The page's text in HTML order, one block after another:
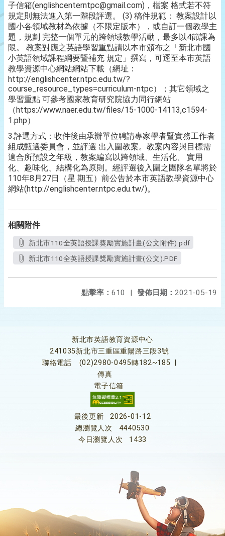
子信箱(englishcenterntpc@gmail.com)，檔案 格式若不符
規定則無法進入第一階段評選。 (3) 稿件規範： 教案設計以
國小各領域教材為依據（不限定版本），或自訂一個教學主
題，規劃 完整一個單元的跨領域教學活動，最多以4節課為
限。 教案對應之英語學習重點請以本市頒布之「新北市國
小英語領域課程綱要暨補充 規定」撰寫，可逕至本市英語
教學資源中心網站網站下載（網址：
http://englishcenter.ntpc.edu.tw/?
course_resource_types=curriculum-ntpc）；其它領域之
學習重點 可參考國家教育研究院協力同行網站
（https://www.naer.edu.tw/files/15-1000-14113,c1594-
1.php）
3.評選方式：收件後由承辦單位聘請專家學者暨實務工作者
組成甄選委員會，並評選 出入圍教案。教案內容與目標需
適合所預設之年級，教案編寫以跨領域、生活化、 實用
化、趣味化、結構化為原則。經評選後入圍之團隊名單將於
110年8月27日（星 期五）前公告於本市英語教學資源中心
網站(http://englishcenter.ntpc.edu.tw/)。
相關附件
新北市110全英語授課獎勵實施計畫(公文附件).pdf
新北市110全英語授課獎勵實施計畫(公文).PDF
發佈日期： 2021-05-19
點擊率： 610 |
新北市英語教育資源中心
241035新北市三重區重陽路三段3號
聯絡電話
(02)2980-0495轉182~185
傳真
電子信箱
最後更新
2026-01-12
總瀏覽人次
4440530
今日瀏覽人次
1433